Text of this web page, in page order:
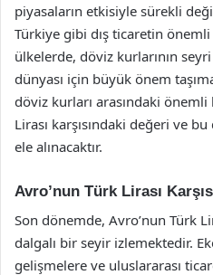
piyasaların etkisiyle sürekli
Türkiye gibi dış ticaretin
ülkelerde, döviz kurlarının
dünyası için büyük önem
döviz kurları arasındaki
Lirası karşısındaki değeri ve
ele alınacaktır.
Avro’nun Türk Lirası
Son dönemde, Avro’nun Türk
dalgalı bir seyir izlemektedir.
gelişmelere ve uluslararası